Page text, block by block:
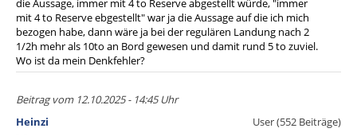
die Aussage, immer mit 4 to Reserve abgestellt würde, "immer
mit 4 to Reserve ebgestellt" war ja die Aussage auf die ich mich
bezogen habe, dann wäre ja bei der regulären Landung nach 2
1/2h mehr als 10to an Bord gewesen und damit rund 5 to zuviel.
Wo ist da mein Denkfehler?
Beitrag vom 12.10.2025 - 14:45 Uhr
Heinzi
User (552 Beiträge)